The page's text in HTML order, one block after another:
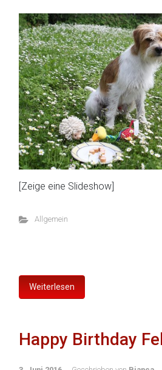
[Zeige eine Slideshow]
Allgemein
Weiterlesen
Happy Birthday